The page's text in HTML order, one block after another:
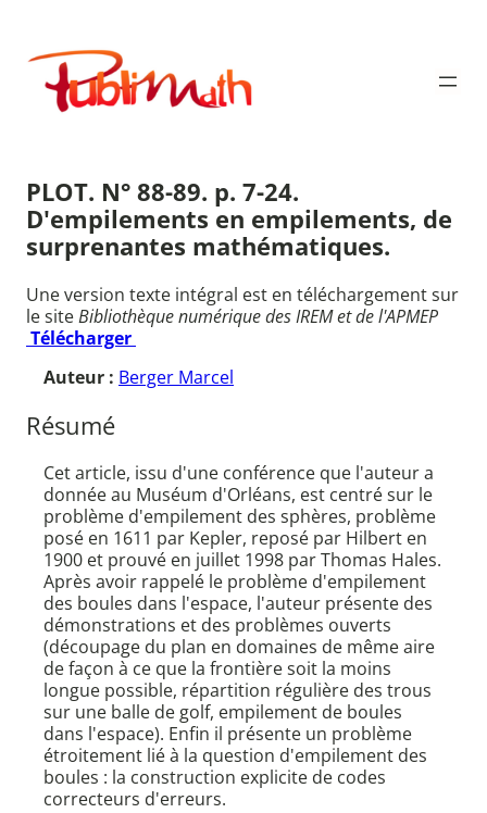
contenu
Publimath
PLOT. N° 88-89. p. 7-24.
D'empilements en empilements, de
surprenantes mathématiques.
Une version texte intégral est en téléchargement sur
le siteBibliothèque numérique des IREM et de l'APMEP
Télécharger
Auteur : Berger Marcel
Résumé
Cet article, issu d'une conférence que l'auteur a
donnée au Muséum d'Orléans, est centré sur le
problème d'empilement des sphères, problème
posé en 1611 par Kepler, reposé par Hilbert en
1900 et prouvé en juillet 1998 par Thomas Hales.
Après avoir rappelé le problème d'empilement
des boules dans l'espace, l'auteur présente des
démonstrations et des problèmes ouverts
(découpage du plan en domaines de même aire
de façon à ce que la frontière soit la moins
longue possible, répartition régulière des trous
sur une balle de golf, empilement de boules
dans l'espace). Enfin il présente un problème
étroitement lié à la question d'empilement des
boules : la construction explicite de codes
correcteurs d'erreurs.